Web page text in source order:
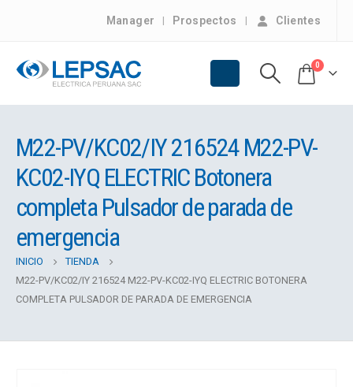
Manager Prospectos Clientes
0
M22-PV/KC02/IY 216524 M22-PV-
KC02-IYQ ELECTRIC Botonera
completa Pulsador de parada de
emergencia
INICIO
TIENDA
M22-PV/KC02/IY 216524 M22-PV-KC02-IYQ ELECTRIC BOTONERA
COMPLETA PULSADOR DE PARADA DE EMERGENCIA